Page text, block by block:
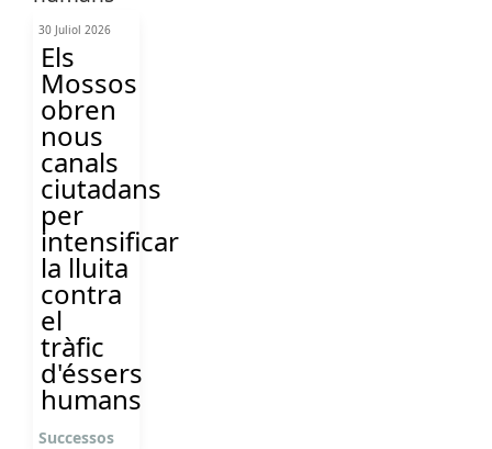
30 Juliol 2026
Els
Mossos
obren
nous
canals
ciutadans
per
intensificar
la lluita
contra
el
tràfic
d'éssers
humans
Successos